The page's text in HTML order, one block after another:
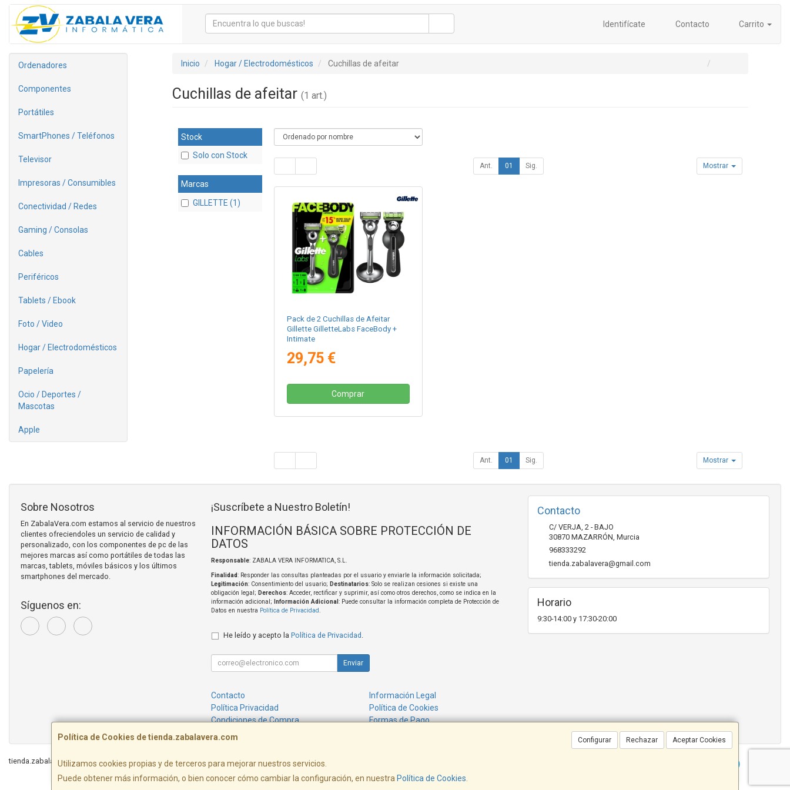
Identifícate Contacto Carrito
Ordenadores
Componentes
Portátiles
SmartPhones / Teléfonos
Televisor
Impresoras / Consumibles
Conectividad / Redes
Gaming / Consolas
Cables
Periféricos
Tablets / Ebook
Foto / Video
Hogar / Electrodomésticos
Papelería
Ocio / Deportes /
Mascotas
Apple
Inicio Hogar / Electrodomésticos Cuchillas de afeitar
Cuchillas de afeitar (1 art.)
Stock
Solo con Stock
Marcas
GILLETTE (1)
Ant. 01 Sig. Mostrar
Pack de 2 Cuchillas de Afeitar
Gillette GilletteLabs FaceBody +
Intimate
29,75 €
Comprar
Ant. 01 Sig. Mostrar
Política de Cookies de tienda.zabalavera.com Configurar Rechazar Aceptar Cookies
Utilizamos cookies propias y de terceros para mejorar nuestros servicios.
Puede obtener más información, o bien conocer cómo cambiar la configuración, en nuestra Política de Cookies
Sobre Nosotros
En ZabalaVera.com estamos al servicio de nuestros
clientes ofreciendoles un servicio de calidad y
personalizado, con los componentes de pc de las
mejores marcas así como portátiles de todas las
marcas, tablets, móviles básicos y los últimos
smartphones del mercado.
Síguenos en:
¡Suscríbete a Nuestro Boletín!
INFORMACIÓN BÁSICA SOBRE PROTECCIÓN DE
DATOS
Responsable: ZABALA VERA INFORMATICA, S.L.
Finalidad: Responder las consultas planteadas por el usuario y enviarle la información solicitada;
Legitimación: Consentimiento del usuario; Destinatarios: Solo se realizan cesiones si existe una
obligación legal; Derechos: Acceder, rectificar y suprimir, así como otros derechos, como se indica en la
información adicional;
Información Adicional : Puede consultar la información completa de Protección de
Datos en nuestra Política de Privacidad
He leído y acepto la Política de Privacidad .
Enviar
Contacto
Información Legal
Política Privacidad
Política de Cookies
Condiciones de Compra
Formas de Pago
Contacto
C/ VERJA, 2 - BAJO
30870 MAZARRÓN, Murcia
968333292
tienda.zabalavera@gmail.com
Horario
9:30-14:00 y 17:30-20:00
tienda.zabalavera.com © 2026
, , , , España. - C.I.F.: B21672183 - Tfno: